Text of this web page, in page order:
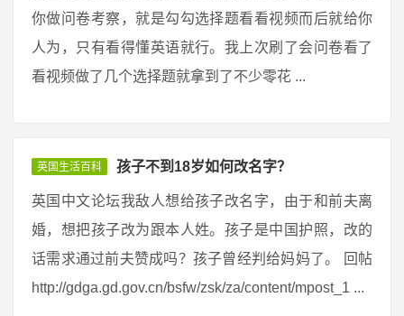
你做问卷考察，就是勾勾选择题看看视频而后就给你
人为，只有看得懂英语就行。我上次刷了会问卷看了
看视频做了几个选择题就拿到了不少零花 ...
英国生活百科 孩子不到18岁如何改名字？
英国中文论坛我敌人想给孩子改名字，由于和前夫离
婚，想把孩子改为跟本人姓。孩子是中国护照，改的
话需求通过前夫赞成吗？孩子曾经判给妈妈了。 回帖
http://gdga.gd.gov.cn/bsfw/zsk/za/content/mpost_1 ...